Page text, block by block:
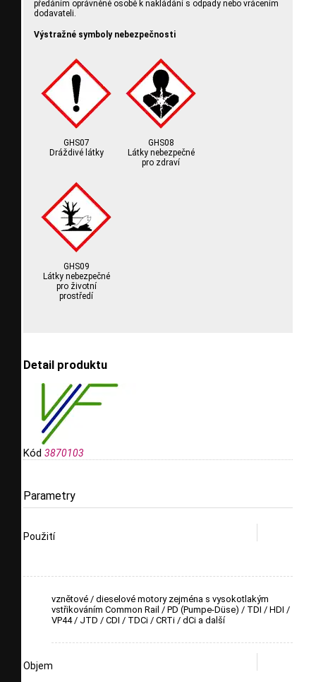
předáním oprávněné osobě k nakládání s odpady nebo vrácením
dodavateli.
Výstražné symboly nebezpečnosti
GHS07
Dráždivé látky
GHS08
Látky nebezpečné
pro zdraví
GHS09
Látky nebezpečné
pro životní
prostředí
Detail produktu
Kód 3870103
Parametry
Použití
vznětové / dieselové motory zejména s vysokotlakým
vstřikováním Common Rail / PD (Pumpe-Düse) / TDI / HDI /
VP44 / JTD / CDI / TDCi / CRTi / dCi a další
Objem